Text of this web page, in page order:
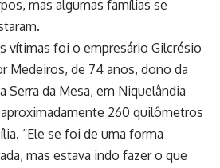
mas algumas famílias se
vítimas foi o empresário Gilcrésio
Medeiros, de 74 anos, dono da
Serra da Mesa, em Niquelândia
aproximadamente 260 quilômetros
“Ele se foi de uma forma
mas estava indo fazer o que